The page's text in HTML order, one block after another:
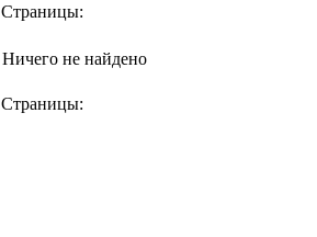
Страницы:
Ничего не найдено
Страницы: